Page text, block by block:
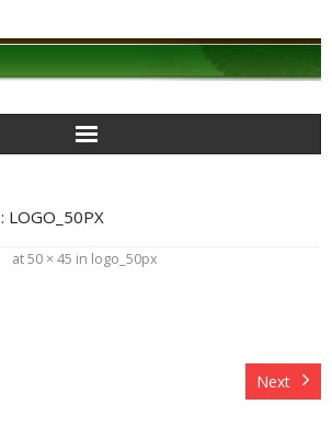
LOGO_50PX
at50 × 45 in logo_50px
Next